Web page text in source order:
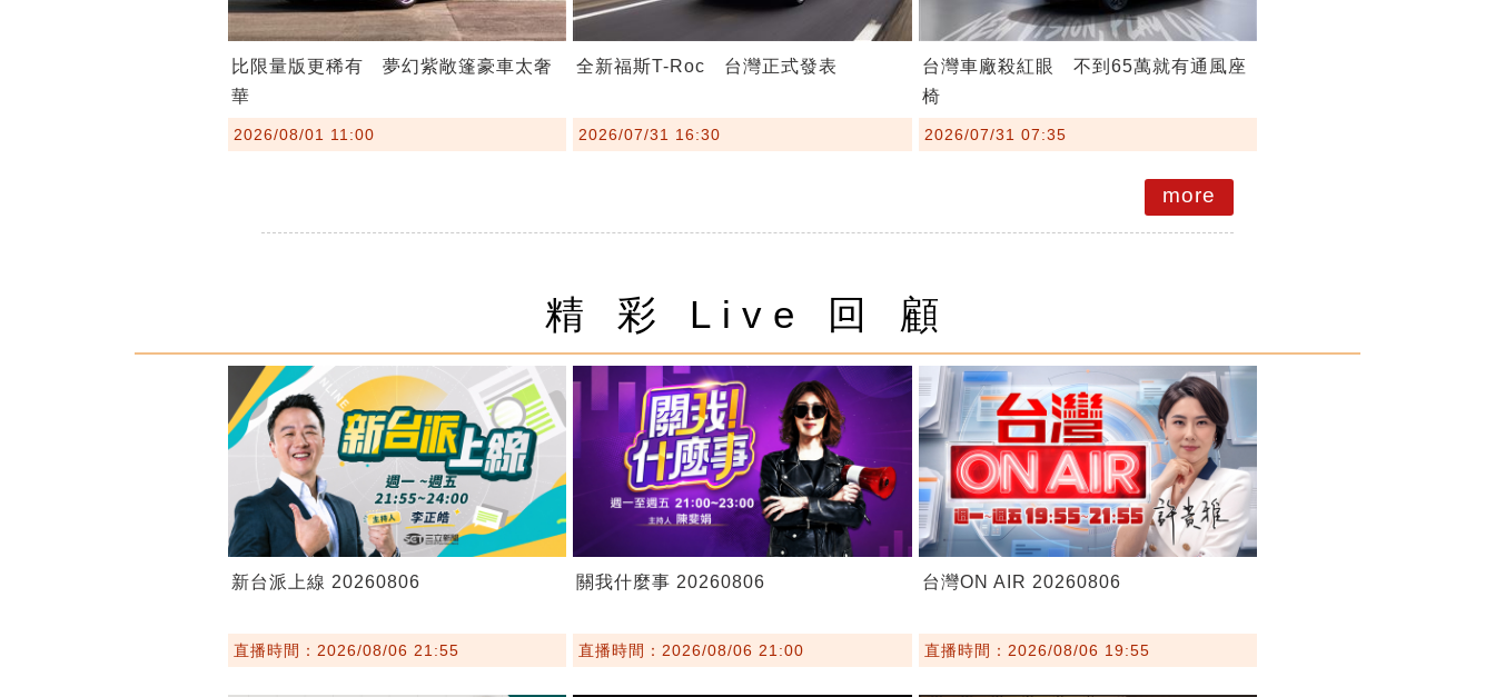
比限量版更稀有 夢幻紫敞篷豪車太奢
華
2026/08/01 11:00
全新福斯T-Roc 台灣正式發表
2026/07/31 16:30
台灣車廠殺紅眼 不到65萬就有通風座
椅
2026/07/31 07:35
more
精 彩 Live 回 顧
新台派上線 20260806
直播時間：2026/08/06 21:55
關我什麼事 20260806
直播時間：2026/08/06 21:00
台灣ON AIR 20260806
直播時間：2026/08/06 19:55